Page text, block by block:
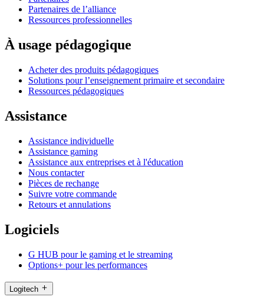
Partenaires de l’alliance
Ressources professionnelles
À usage pédagogique
Acheter des produits pédagogiques
Solutions pour l’enseignement primaire et secondaire
Ressources pédagogiques
Assistance
Assistance individuelle
Assistance gaming
Assistance aux entreprises et à l'éducation
Nous contacter
Pièces de rechange
Suivre votre commande
Retours et annulations
Logiciels
G HUB pour le gaming et le streaming
Options+ pour les performances
Logitech